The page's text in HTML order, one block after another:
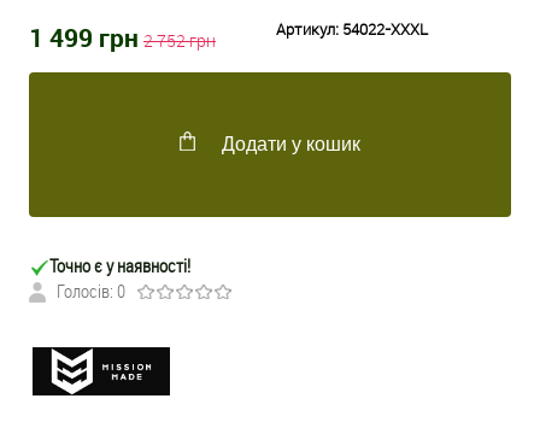
1 499 грн 2 752грн Артикул: 54022-XXXL
Додати у кошик
Точно є у наявності!
Голосів: 0